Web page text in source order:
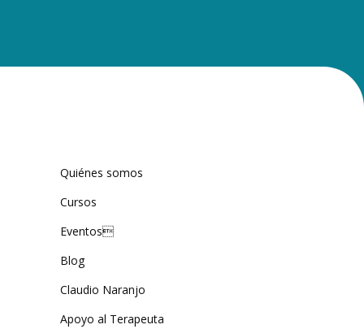
Quiénes somos
Cursos
Eventos
Blog
Claudio Naranjo
Apoyo al Terapeuta